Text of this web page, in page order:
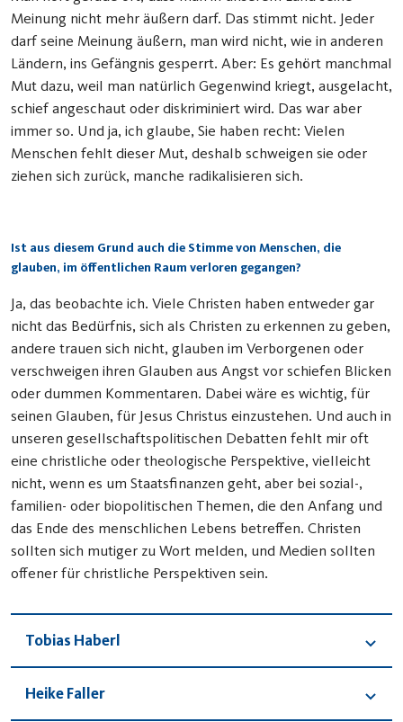
Meinung nicht mehr äußern darf. Das stimmt nicht. Jeder
darf seine Meinung äußern, man wird nicht, wie in anderen
Ländern, ins Gefängnis gesperrt. Aber: Es gehört manchmal
Mut dazu, weil man natürlich Gegenwind kriegt, ausgelacht,
schief angeschaut oder diskriminiert wird. Das war aber
immer so. Und ja, ich glaube, Sie haben recht: Vielen
Menschen fehlt dieser Mut, deshalb schweigen sie oder
ziehen sich zurück, manche radikalisieren sich.
Ist aus diesem Grund auch die Stimme von Menschen, die
glauben, im öffentlichen Raum verloren gegangen?
Ja, das beobachte ich. Viele Christen haben entweder gar
nicht das Bedürfnis, sich als Christen zu erkennen zu geben,
andere trauen sich nicht, glauben im Verborgenen oder
verschweigen ihren Glauben aus Angst vor schiefen Blicken
oder dummen Kommentaren. Dabei wäre es wichtig, für
seinen Glauben, für Jesus Christus einzustehen. Und auch in
unseren gesellschaftspolitischen Debatten fehlt mir oft
eine christliche oder theologische Perspektive, vielleicht
nicht, wenn es um Staatsfinanzen geht, aber bei sozial-,
familien- oder biopolitischen Themen, die den Anfang und
das Ende des menschlichen Lebens betreffen. Christen
sollten sich mutiger zu Wort melden, und Medien sollten
offener für christliche Perspektiven sein.
Tobias Haberl
Heike Faller